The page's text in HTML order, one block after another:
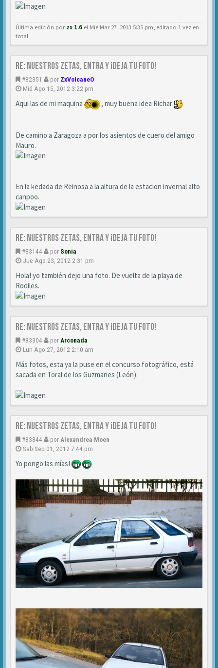
Última edición porzx 1.6 el Mié Mar 27, 2013 5:35 pm, editado 1 vez en
total.
Re: NUESTROS ZETAS, ENTRA Y ¡DEJA TU FOTO!
#82351 por ZxVolcaneO
Mié Ago 15, 2012 3:22 pm
Aqui las de mi maquina , muy buena idea Richar
De camino a Zaragoza a por los asientos de cuero del amigo
Mauro.
En la kedada de Reinosa a la altura de la estacion invernal alto
canpoo.
Re: NUESTROS ZETAS, ENTRA Y ¡DEJA TU FOTO!
#83144 por Sonia
Jue Ago 23, 2012 2:31 pm
Hola! yo también dejo una foto. De vuelta de la playa de
Rodiles.
Re: NUESTROS ZETAS, ENTRA Y ¡DEJA TU FOTO!
#83304 porArconada
Lun Ago 27, 2012 2:10 am
Más fotos, esta ya la puse en el concurso fotográfico, está
sacada en Toral de los Guzmanes (León):
Re: NUESTROS ZETAS, ENTRA Y ¡DEJA TU FOTO!
#83844 porAlexandrea Moen
Sab Sep 01, 2012 7:44 pm
Yo pongo las mías!